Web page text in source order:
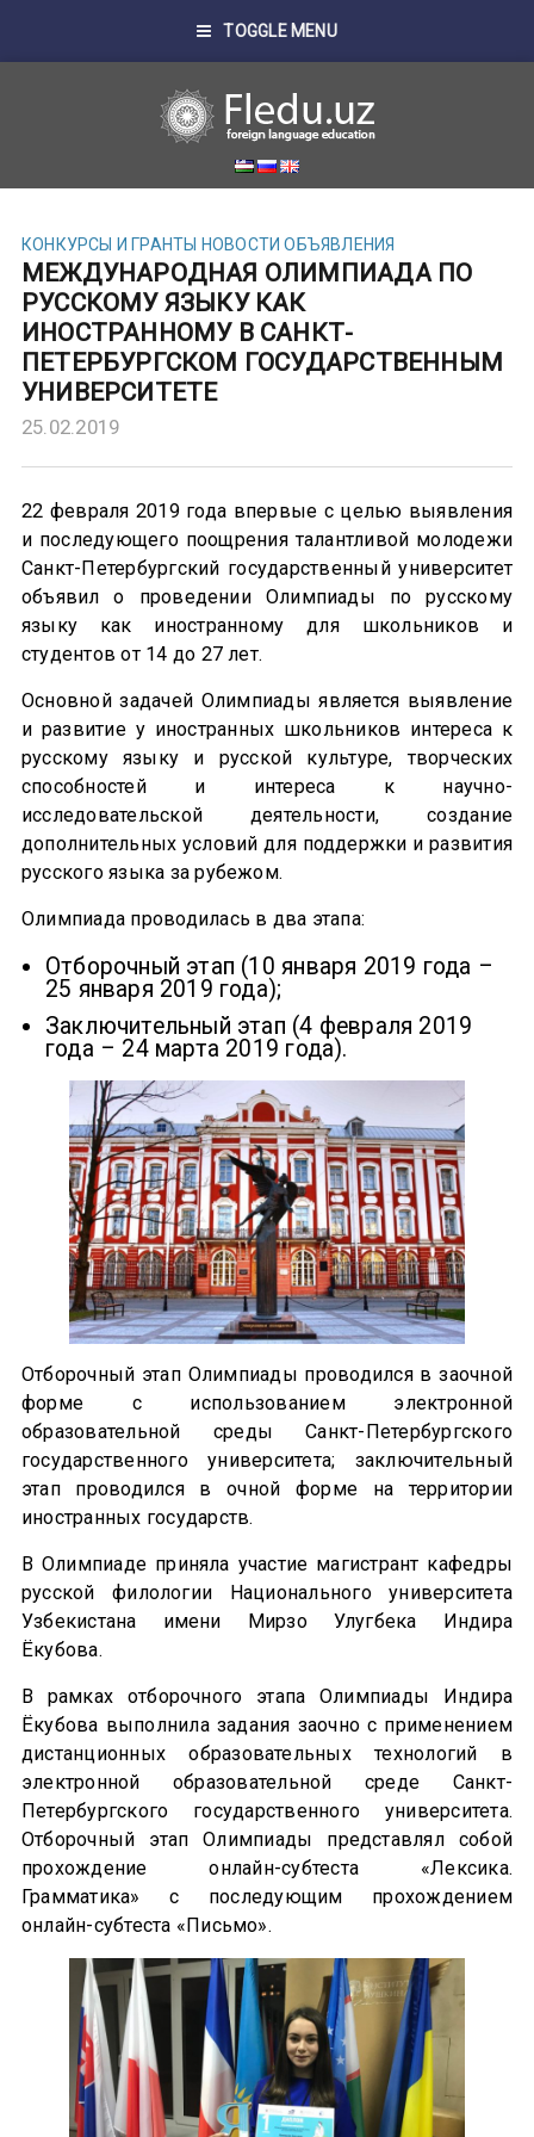
TOGGLE MENU
КОНКУРСЫ И ГРАНТЫ НОВОСТИ ОБЪЯВЛЕНИЯ
МЕЖДУНАРОДНАЯ ОЛИМПИАДА ПО
РУССКОМУ ЯЗЫКУ КАК
ИНОСТРАННОМУ В САНКТ-
ПЕТЕРБУРГСКОМ ГОСУДАРСТВЕННЫМ
УНИВЕРСИТЕТЕ
25.02.2019
22 февраля 2019 года впервые с целью выявления
и последующего поощрения талантливой молодежи
Санкт-Петербургский государственный университет
объявил о проведении Олимпиады по русскому
языку как иностранному для школьников и
студентов от 14 до 27 лет.
Основной задачей Олимпиады является выявление
и развитие у иностранных школьников интереса к
русскому языку и русской культуре, творческих
способностей и интереса к научно-
исследовательской деятельности, создание
дополнительных условий для поддержки и развития
русского языка за рубежом.
Олимпиада проводилась в два этапа:
Отборочный этап (10 января 2019 года –
25 января 2019 года);
Заключительный этап (4 февраля 2019
года – 24 марта 2019 года).
Отборочный этап Олимпиады проводился в заочной
форме с использованием электронной
образовательной среды Санкт-Петербургского
государственного университета; заключительный
этап проводился в очной форме на территории
иностранных государств.
В Олимпиаде приняла участие магистрант кафедры
русской филологии Национального университета
Узбекистана имени Мирзо Улугбека Индира
Ёкубова.
В рамках отборочного этапа Олимпиады Индира
Ёкубова выполнила задания заочно с применением
дистанционных образовательных технологий в
электронной образовательной среде Санкт-
Петербургского государственного университета.
Отборочный этап Олимпиады представлял собой
прохождение онлайн-субтеста «Лексика.
Грамматика» с последующим прохождением
онлайн-субтеста «Письмо».